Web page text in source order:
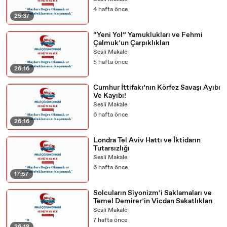
02:48
Ve senin nusret ve inayetin kullarına kafidir.
danışmanın yoktur.
02:56
Bunların aksına inananlar kafirdir.
02:59
2. Duruş
03:00
Vakfe
0
1
Kurban bayramından bir gün önceki, arefe günü, zeval
öğlen vakti girişinden, bayram sabahı, fecir, şafak
sökünceye kadar olan zaman içinde,
03
Arafat denen bölgede, bir müddet dua için durmak,
Allah'a yönelip yakarmak, tevbe istiğfarda bulunmaktır.
03:17
Vakfe
03:18
Duruş anlamındadır.
Allah'ın rahmet ve mağfiret kapısında, sabırla ve
huşuyla duruş.
03:24
Kulluğunun, kusurunun farkına varış.
25:37
4 hafta önce
26:16
“Yeni Yol” Yamuklukları ve Fehmi
Çalmuk’un Çarpıklıkları
Sesli Makale
5 hafta önce
26:16
Cumhur İttifakı’nın Körfez Savaşı Ayıbı
Ve Kayıbı!
Sesli Makale
6 hafta önce
17:57
Londra Tel Aviv Hattı ve İktidarın
Tutarsızlığı
Sesli Makale
6 hafta önce
Solcuların Siyonizm’i Saklamaları ve
Temel Demirer’in Vicdan Sakatlıkları
Sesli Makale
7 hafta önce